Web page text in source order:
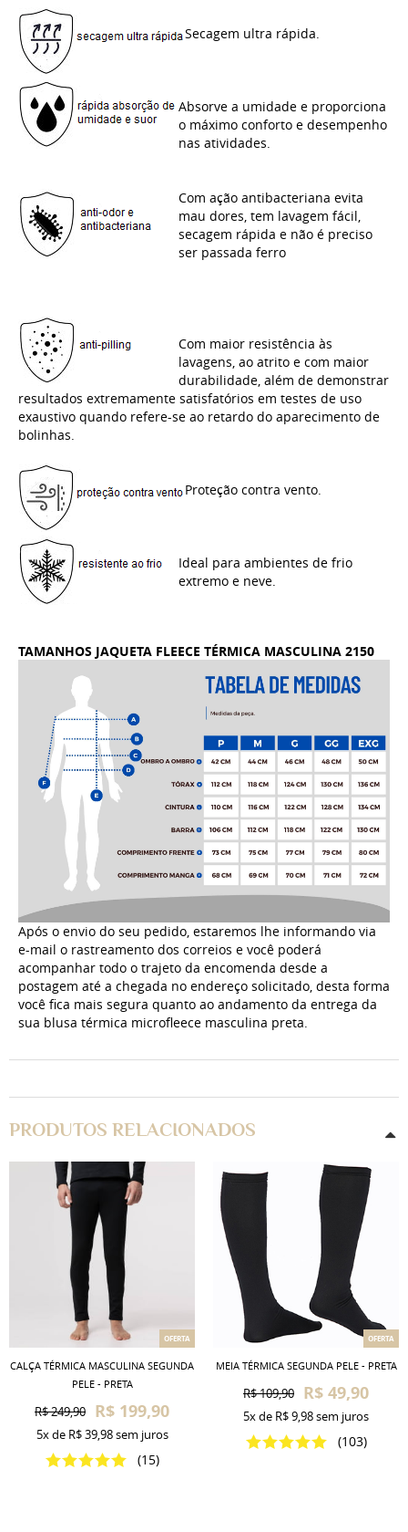
Secagem ultra rápida.
Absorve a umidade e proporciona
o máximo conforto e desempenho
nas atividades.
Com ação antibacteriana evita
mau dores, tem lavagem fácil,
secagem rápida e não é preciso
ser passada ferro
Com maior resistência às
lavagens, ao atrito e com maior
durabilidade, além de demonstrar
resultados extremamente satisfatórios em testes de uso
exaustivo quando refere-se ao retardo do aparecimento de
bolinhas.
Proteção contra vento.
Ideal para ambientes de frio
extremo e neve.
TAMANHOS JAQUETA FLEECE TÉRMICA MASCULINA 2150
Após o envio do seu pedido, estaremos lhe informando via
e-mail o rastreamento dos correios e você poderá
acompanhar todo o trajeto da encomenda desde a
postagem até a chegada no endereço solicitado, desta forma
você fica mais segura quanto ao andamento da entrega da
sua blusa térmica microfleece masculina preta.
PRODUTOS RELACIONADOS
OFERTA
CALÇA TÉRMICA MASCULINA SEGUNDA
PELE - PRETA
R$ 249,90 R$ 199,90
(15)
5xde R$ 39,98sem juros
OFERTA
MEIA TÉRMICA SEGUNDA PELE - PRETA
R$ 109,90 R$ 49,90
(103)
5xde R$ 9,98sem juros